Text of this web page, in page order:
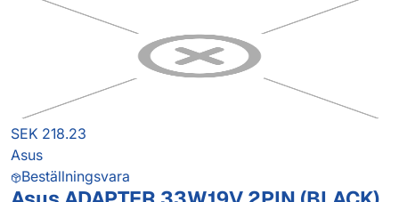
SEK 218.23
Asus
Beställningsvara